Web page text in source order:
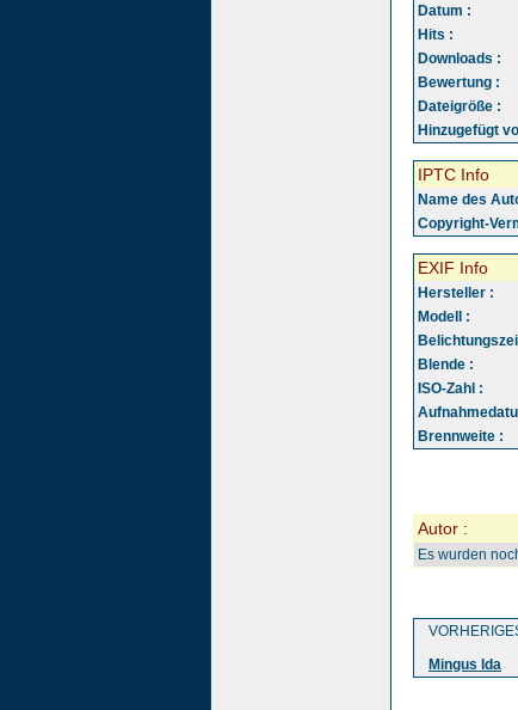
Datum :
Hits :
Downloads :
Bewertung :
Dateigröße :
Hinzugefügt
IPTC Info
Name des
Copyright-
EXIF Info
Hersteller :
Modell :
Blende :
ISO-Zahl :
Brennweite :
Autor :
Es wurden
Mingus Ida